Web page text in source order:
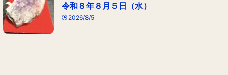
令和８年８月５日（水）
2026/8/5